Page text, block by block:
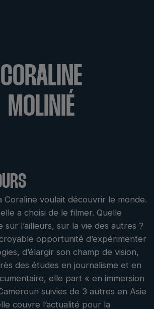
CORALINE
MOLINIÉ
Coraline voulait découvrir le monde.
a choisi de le filmer. Quelle
l’ailleurs, sur la vie des autres ?
opportunité d’expérimenter
d’élargir son champ de vision,
des études en journalisme et en
elle part « en immersion
suivies de 3 autres en Asie
couvre l’actualité pour la